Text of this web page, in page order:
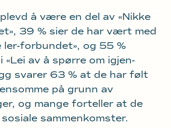
å være en del av «Nikke
39 % sier de har vært med
ler-forbundet», og 55 %
«Lei av å spørre om igjen-
svarer 63 % at de har følt
på grunn av
og mange forteller at de
sammenkomster.